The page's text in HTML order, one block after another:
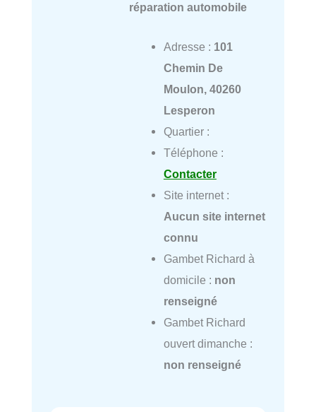
réparation automobile
Adresse : 101
Chemin De
Moulon, 40260
Lesperon
Quartier :
Téléphone :
Contacter
Site internet :
Aucun site internet
connu
Gambet Richard à
domicile : non
renseigné
Gambet Richard
ouvert dimanche :
non renseigné